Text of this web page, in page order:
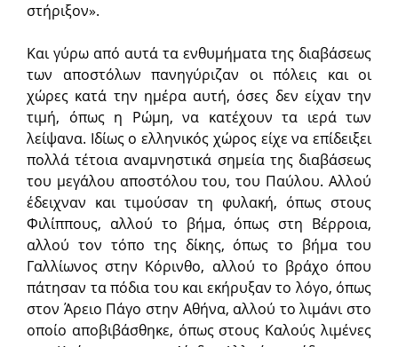
στήριξον».
Και γύρω από αυτά τα ενθυμήματα της διαβάσεως
των αποστόλων πανηγύριζαν οι πόλεις και οι
χώρες κατά την ημέρα αυτή, όσες δεν είχαν την
τιμή, όπως η Ρώμη, να κατέχουν τα ιερά των
λείψανα. Ιδίως ο ελληνικός χώρος είχε να επίδειξει
πολλά τέτοια αναμνηστικά σημεία της διαβάσεως
του μεγάλου αποστόλου του, του Παύλου. Αλλού
έδειχναν και τιμούσαν τη φυλακή, όπως στους
Φιλίππους, αλλού το βήμα, όπως στη Βέρροια,
αλλού τον τόπο της δίκης, όπως το βήμα του
Γαλλίωνος στην Κόρινθο, αλλού το βράχο όπου
πάτησαν τα πόδια του και εκήρυξαν το λόγο, όπως
στον Άρειο Πάγο στην Αθήνα, αλλού το λιμάνι στο
οποίο αποβιβάσθηκε, όπως στους Καλούς λιμένες